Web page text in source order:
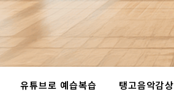
유튜브로 예습복습 탱고음악감상